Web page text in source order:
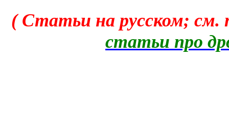
( Статьи на русском;
статьи про